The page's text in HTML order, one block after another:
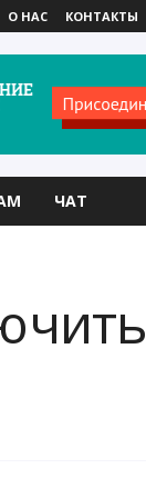
О НАС КОНТАКТЫ
ЧАТ